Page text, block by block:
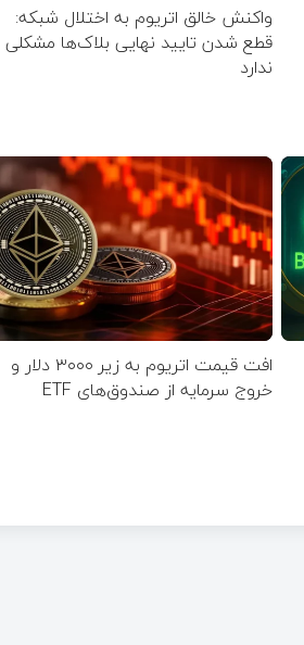
واکنش خالق اتریوم به اختلال شبکه:
قطع شدن تایید نهایی بلاک‌ها مشکلی
ندارد
افت قیمت اتریوم به زیر ۳۰۰۰ دلار و
خروج سرمایه از صندوق‌های ETF